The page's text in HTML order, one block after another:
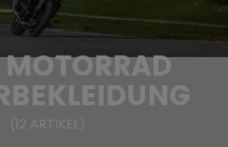
MOTORRAD
(12 ARTIKEL)